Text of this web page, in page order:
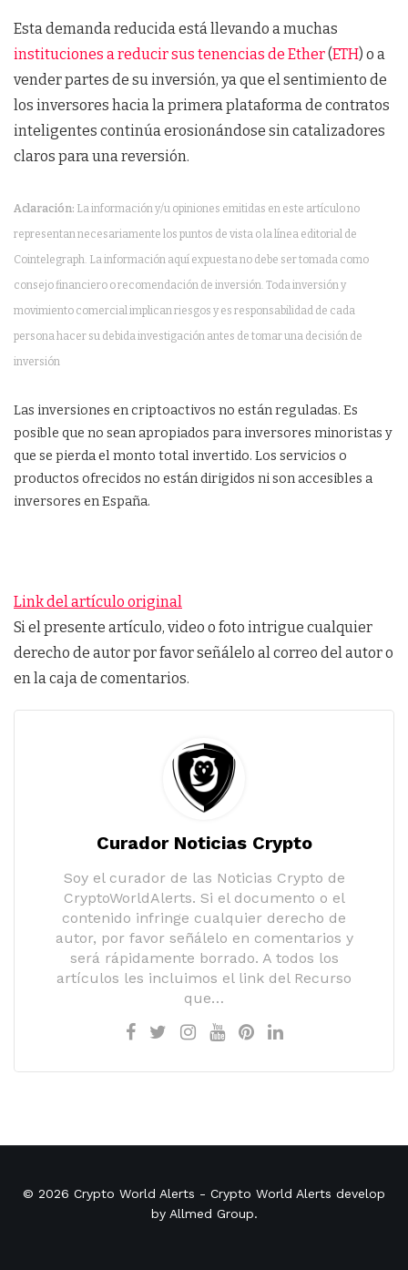
Esta demanda reducida está llevando a muchas
instituciones a reducir sus tenencias de Ether(ETH) o a
vender partes de su inversión, ya que el sentimiento de
los inversores hacia la primera plataforma de contratos
inteligentes continúa erosionándose sin catalizadores
claros para una reversión.
Aclaración: La información y/u opiniones emitidas en este artículo no
representan necesariamente los puntos de vista o la línea editorial de
Cointelegraph. La información aquí expuesta no debe ser tomada como
consejo financiero o recomendación de inversión. Toda inversión y
movimiento comercial implican riesgos y es responsabilidad de cada
persona hacer su debida investigación antes de tomar una decisión de
inversión
Las inversiones en criptoactivos no están reguladas. Es
posible que no sean apropiados para inversores minoristas y
que se pierda el monto total invertido. Los servicios o
productos ofrecidos no están dirigidos ni son accesibles a
inversores en España.
Link del artículo original
Si el presente artículo, video o foto intrigue cualquier
derecho de autor por favor señálelo al correo del autor o
en la caja de comentarios.
Curador Noticias Crypto
Soy el curador de las Noticias Crypto de
CryptoWorldAlerts. Si el documento o el
contenido infringe cualquier derecho de
autor, por favor señálelo en comentarios y
será rápidamente borrado. A todos los
artículos les incluimos el link del Recurso
que…
© 2026 Crypto World Alerts - Crypto World Alerts develop
by Allmed Group.